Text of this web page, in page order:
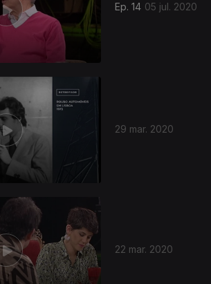
Ep. 14 05 jul. 2020
29 mar. 2020
22 mar. 2020